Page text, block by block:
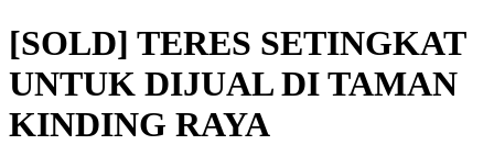
[SOLD] TERES SETINGKAT
UNTUK DIJUAL DI TAMAN
KINDING RAYA